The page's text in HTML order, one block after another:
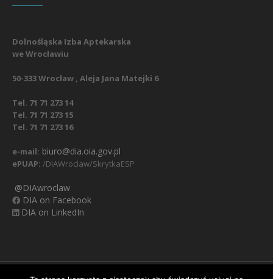
Dolnośląska Izba Aptekarska
we Wrocławiu
50-333 Wrocław , Aleja Jana Matejki 6
Tel. 71 71 273 14
Tel. 71 71 273 15
Tel. 71 71 273 16
e-mail: biuro@dia.oia.gov.pl
ePUAP: /DIAWroclaw/SkrytkaESP
@DIAwroclaw
DIA on Facebook
DIA on LinkedIn